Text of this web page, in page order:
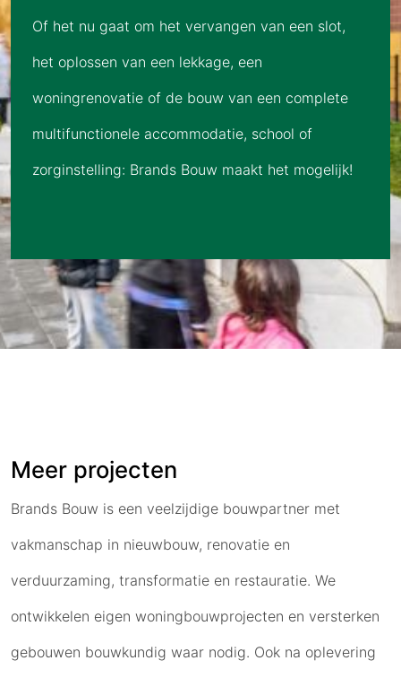
Of het nu gaat om het vervangen van een slot,
het oplossen van een lekkage, een
woningrenovatie of de bouw van een complete
multifunctionele accommodatie, school of
zorginstelling: Brands Bouw maakt het mogelijk!
Meer projecten
Brands Bouw is een veelzijdige bouwpartner met
vakmanschap in nieuwbouw, renovatie en
verduurzaming, transformatie en restauratie. We
ontwikkelen eigen woningbouwprojecten en versterken
gebouwen bouwkundig waar nodig. Ook na oplevering